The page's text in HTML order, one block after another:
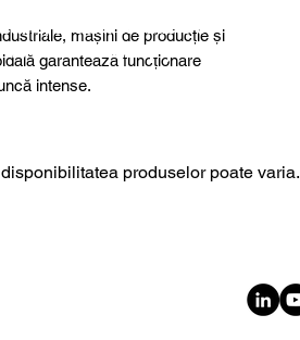
mașini de producție și
garantează funcționare
intense.
special products or
are here to help you!
produselor poate varia.